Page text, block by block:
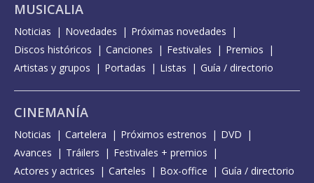
MUSICALIA
Noticias Novedades
Próximas novedades
Discos históricos
Canciones Festivales
Premios
Artistas y grupos
Portadas Listas Guía / directorio
CINEMANÍA
Noticias Cartelera Próximos estrenos
DVD
Avances
Tráilers
Festivales + premios
Actores y actrices
Carteles Box-office Guía / directorio